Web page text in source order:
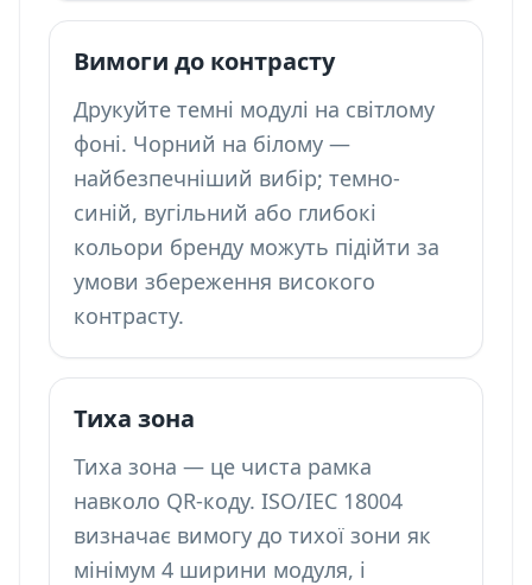
Вимоги до контрасту
Друкуйте темні модулі на світлому
фоні. Чорний на білому —
найбезпечніший вибір; темно-
синій, вугільний або глибокі
кольори бренду можуть підійти за
умови збереження високого
контрасту.
Тиха зона
Тиха зона — це чиста рамка
навколо QR-коду. ISO/IEC 18004
визначає вимогу до тихої зони як
мінімум 4 ширини модуля, і